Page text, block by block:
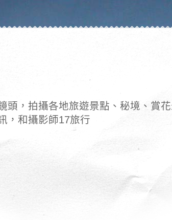
頭，拍攝各地旅遊景點、秘境、賞
，和攝影師17旅行